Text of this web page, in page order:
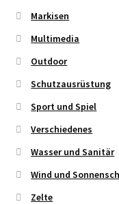
Markisen
Multimedia
Outdoor
Schutzausrüstung
Sport und Spiel
Verschiedenes
Wasser und Sanitär
Wind und
Zelte